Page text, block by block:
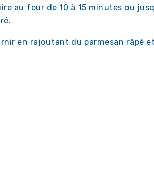
au four de 10 à 15 minutes ou
en rajoutant du parmesan râpé